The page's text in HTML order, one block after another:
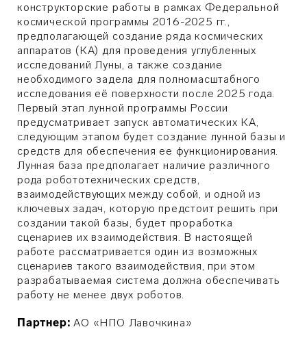
конструкторские работы в рамках Федеральной
космической программы 2016-2025 гг.,
предполагающей создание ряда космических
аппаратов (КА) для проведения углубленных
исследований Луны, а также создание
необходимого задела для полномасштабного
исследования её поверхности после 2025 года.
Первый этап лунной программы России
предусматривает запуск автоматических КА,
следующим этапом будет создание лунной базы и
средств для обеспечения ее функционирования.
Лунная база предполагает наличие различного
рода робототехнических средств,
взаимодействующих между собой, и одной из
ключевых задач, которую предстоит решить при
создании такой базы, будет проработка
сценариев их взаимодействия. В настоящей
работе рассматривается один из возможных
сценариев такого взаимодействия, при этом
разрабатываемая система должна обеспечивать
работу не менее двух роботов.
Партнер:АО «НПО Лавочкина»